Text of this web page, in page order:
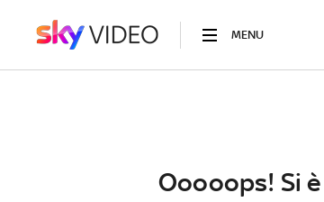
MENU
Ooooops! Si